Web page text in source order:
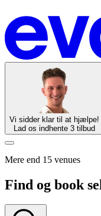
Vi sidder klar til at hjælpe!
Lad os indhente 3 tilbud
Mere end 15 venues
Find og book